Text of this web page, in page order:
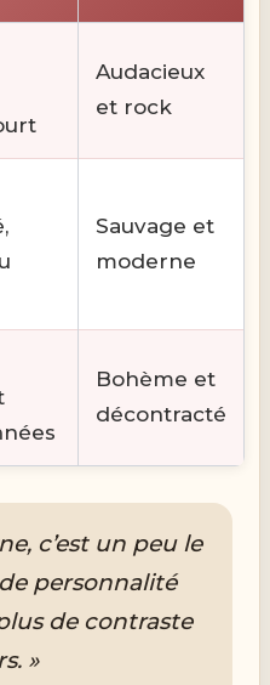
Audacieux
et rock
Sauvage et
moderne
Bohème et
décontracté
c’est un peu le
personnalité
de contraste
»